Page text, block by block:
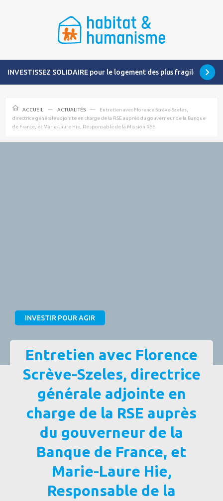
INVESTISSEZ SOLIDAIRE pour le logement des plus fragiles
ACCUEIL ACTUALITÉS
Entretien avec Florence Scrève-Szeles,
directrice générale adjointe en charge de la RSE auprès du gouverneur de la Banque
de France, et Marie-Laure Hie, Responsable de la Mission RSE.
INVESTIR POUR AGIR
Entretien avec Florence
Scrève-Szeles, directrice
générale adjointe en
charge de la RSE auprès
du gouverneur de la
Banque de France, et
Marie-Laure Hie,
Responsable de la